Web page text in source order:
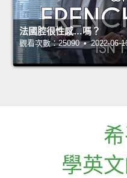
法國腔很性感…嗎？
觀看次數：25090 • 2022-06-
學英